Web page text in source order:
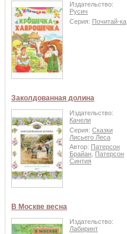
Издательство:
Русич
Серия: Почитай-ка
Заколдованная долина
Издательство:
Качели
Серия: Сказки
Лисьего Леса
Автор: Патерсон
Брайан Патерсон
Синтия
В Москве весна
Издательство:
Лабиринт